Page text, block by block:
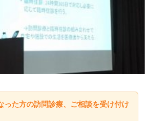
った方の訪問診療、ご相談を受け付け